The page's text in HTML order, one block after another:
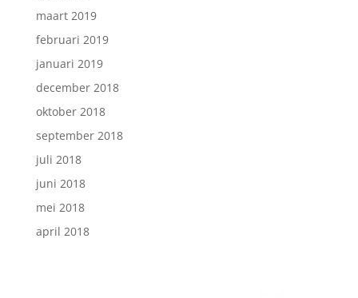
maart 2019
februari 2019
januari 2019
december 2018
oktober 2018
september 2018
juli 2018
juni 2018
mei 2018
april 2018